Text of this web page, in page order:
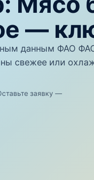
—
данным ФАО
свежее или
заявку —